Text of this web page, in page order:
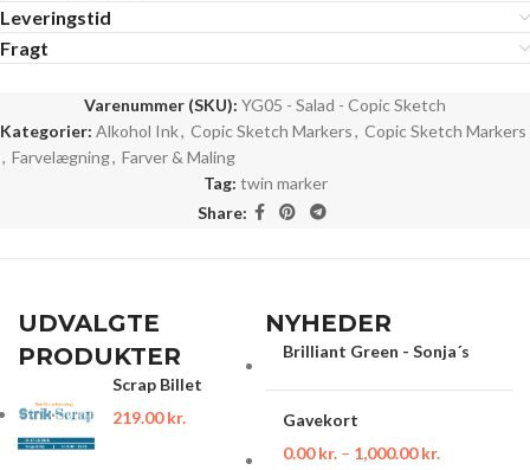
Leveringstid
Fragt
Varenummer (SKU): YG05 - Salad - Copic Sketch
Kategorier: Alkohol Ink, Copic Sketch Markers, Copic Sketch Markers
, Farvelægning, Farver & Maling
Tag: twin marker
Share:
UDVALGTE
PRODUKTER
Scrap Billet
219.00kr.
NYHEDER
Brilliant Green - Sonja´s
Gavekort
0.00kr. – 1,000.00kr.